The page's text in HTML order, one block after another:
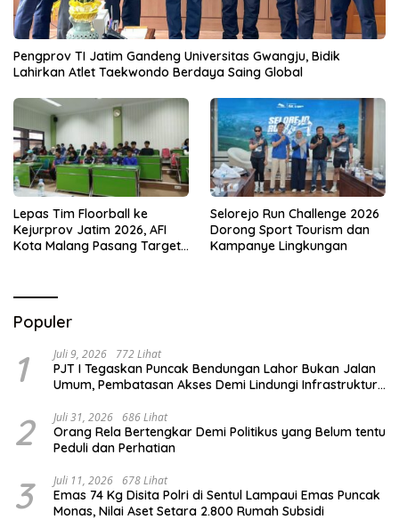
Pengprov TI Jatim Gandeng Universitas Gwangju, Bidik
Lahirkan Atlet Taekwondo Berdaya Saing Global
Lepas Tim Floorball ke
Kejurprov Jatim 2026, AFI
Kota Malang Pasang Target
Selorejo Run Challenge 2026
Dorong Sport Tourism dan
Kampanye Lingkungan
Populer
1 Juli 9, 2026 772 Lihat
PJT I Tegaskan Puncak Bendungan Lahor Bukan Jalan
Umum, Pembatasan Akses Demi Lindungi Infrastruktur
2 Juli 31, 2026 686 Lihat
Orang Rela Bertengkar Demi Politikus yang Belum tentu
Peduli dan Perhatian
3 Juli 11, 2026 678 Lihat
Emas 74 Kg Disita Polri di Sentul Lampaui Emas Puncak
Monas, Nilai Aset Setara 2.800 Rumah Subsidi